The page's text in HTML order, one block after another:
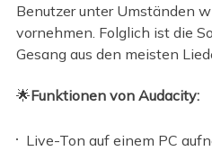
Benutzer unter Umständen
vornehmen. Folglich ist die
Gesang aus den meisten
🌟Funktionen von Audacity:
Live-Ton auf einem PC